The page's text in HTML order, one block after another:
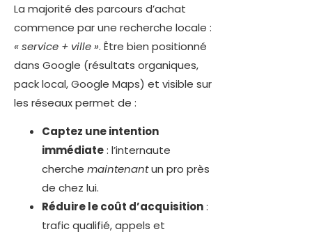
La majorité des parcours d’achat
commence par une recherche locale :
« service + ville ». Être bien positionné
dans Google (résultats organiques,
pack local, Google Maps) et visible sur
les réseaux permet de :
Captez une intention
immédiate: l’internaute
cherche maintenantun pro près
de chez lui.
Réduire le coût d’acquisition:
trafic qualifié, appels et